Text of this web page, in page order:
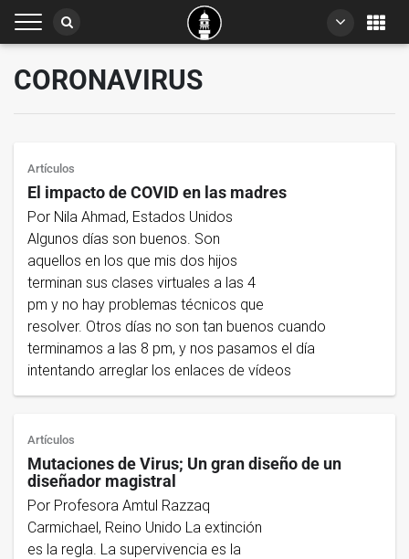
CORONAVIRUS
Artículos
El impacto de COVID en las madres
Por Nila Ahmad, Estados Unidos
Algunos días son buenos. Son
aquellos en los que mis dos hijos
terminan sus clases virtuales a las 4
pm y no hay problemas técnicos que
resolver. Otros días no son tan buenos cuando
terminamos a las 8 pm, y nos pasamos el día
intentando arreglar los enlaces de vídeos
Artículos
Mutaciones de Virus; Un gran diseño de un
diseñador magistral
Por Profesora Amtul Razzaq
Carmichael, Reino Unido La extinción
es la regla. La supervivencia es la